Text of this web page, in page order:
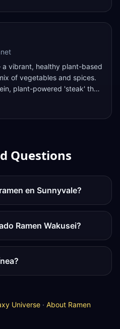
vibrant, healthy plant-based
of vegetables and spices.
plant-powered 'steak' that
corn, fried lotus root, green
plant-based, it proves the
Questions
en Sunnyvale?
Ramen Wakusei?
Universe · About Ramen